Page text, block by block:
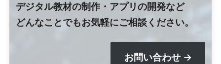
デジタル教材の制作・アプリの開発など
どんなことでもお気軽にご相談ください。
お問い合わせ →